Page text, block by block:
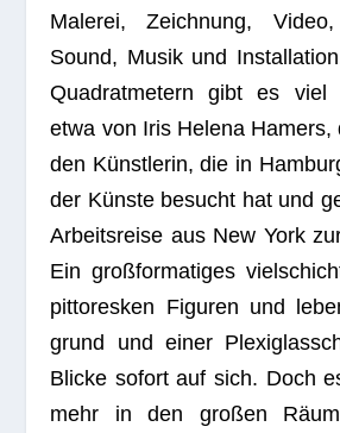
Male­rei, Zeich­nung,
Sound, Musik und
Qua­drat­me­tern gibt es viel
etwa von Iris Helena
den Künst­le­rin, die in
der Künste besucht hat und
Arbeits­reise aus New York
Ein groß­for­ma­ti­ges
pit­to­res­ken Figu­ren und
grund und einer
Bli­cke sofort auf sich. Doch
mehr in den gro­ßen